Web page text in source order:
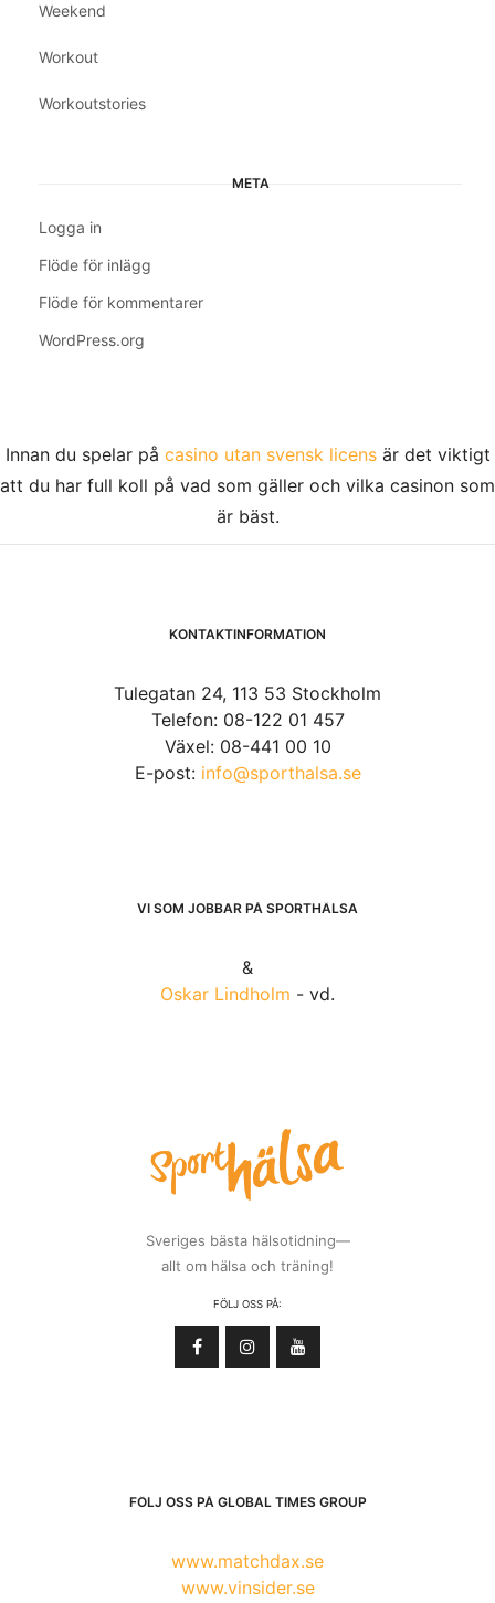
Weekend
Workout
Workoutstories
META
Logga in
Flöde för inlägg
Flöde för kommentarer
WordPress.org
Innan du spelar på casino utan svensk licensär det viktigt
att du har full koll på vad som gäller och vilka casinon som
är bäst.
KONTAKTINFORMATION
Tulegatan 24, 113 53 Stockholm
Telefon: 08-122 01 457
Växel: 08-441 00 10
E-post: info@sporthalsa.se
VI SOM JOBBAR PÅ SPORTHÄLSA
&
Oskar Lindholm - vd.
Sveriges bästa hälsotidning—
allt om hälsa och träning!
FÖLJ OSS PÅ:
FÖLJ OSS PÅ GLOBAL TIMES GROUP
www.matchdax.se
www.vinsider.se